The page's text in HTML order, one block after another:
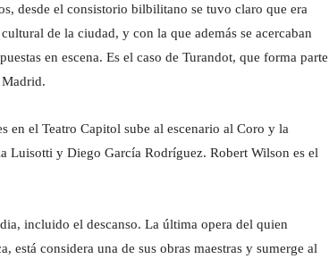
desde el consistorio bilbilitano se tuvo claro que era
de la ciudad, y con la que además se acercaban
en escena. Es el caso de Turandot, que forma parte
Madrid.
en el Teatro Capitol sube al escenario al Coro y la
Luisotti y Diego García Rodríguez. Robert Wilson es el
incluido el descanso. La última opera del quien
considera una de sus obras maestras y sumerge al